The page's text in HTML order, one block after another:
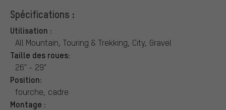
Spécifications :
Utilisation :
All Mountain, Touring & Trekking, City, Gravel
Taille des roues:
26" - 29"
Position:
fourche, cadre
Montage :